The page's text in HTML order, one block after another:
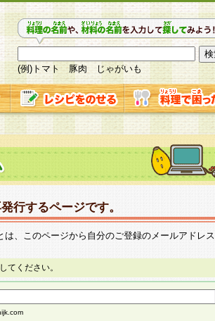
(例)トマト 豚肉 じゃがいも
行するページです。
、このページから自分のご登録のメールアドレス
てください。